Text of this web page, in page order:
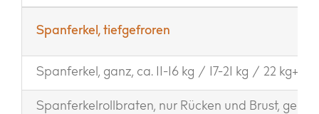
Spanferkel, tiefgefroren
Spanferkel, ganz, ca. 11-16 kg / 17-21 kg / 22 kg+
Spanferkelrollbraten, nur Rücken und Brust,